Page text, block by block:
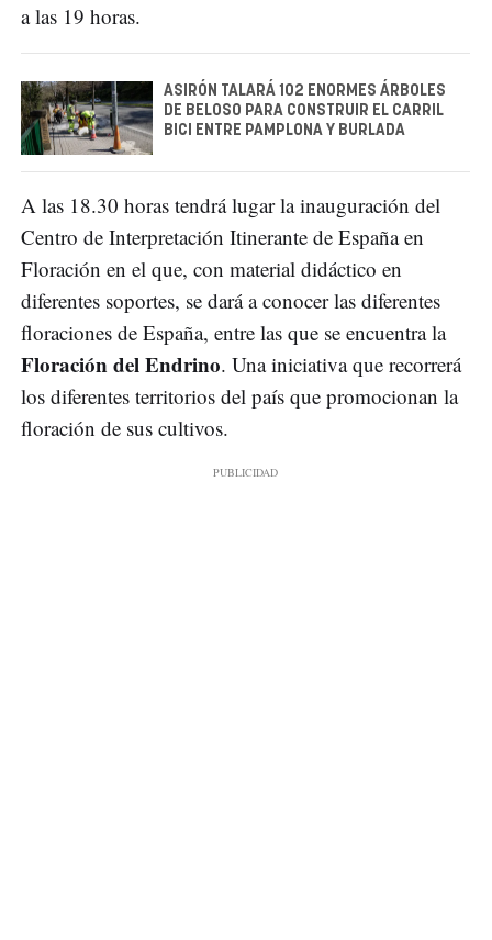
a las 19 horas.
ASIRÓN TALARÁ 102 ENORMES ÁRBOLES
DE BELOSO PARA CONSTRUIR EL CARRIL
BICI ENTRE PAMPLONA Y BURLADA
A las 18.30 horas tendrá lugar la inauguración del
Centro de Interpretación Itinerante de España en
Floración en el que, con material didáctico en
diferentes soportes, se dará a conocer las diferentes
floraciones de España, entre las que se encuentra la
Floración del Endrino. Una iniciativa que recorrerá
los diferentes territorios del país que promocionan la
floración de sus cultivos.